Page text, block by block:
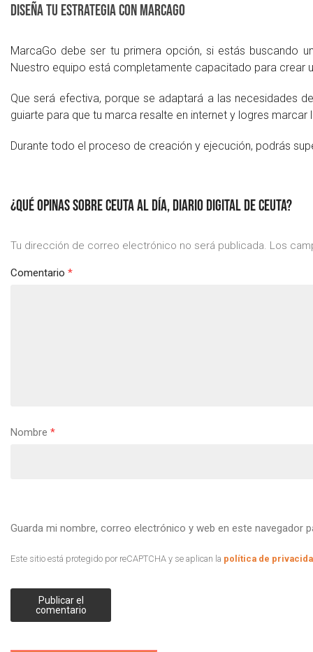
Diseña tu estrategia con MarcaGo
MarcaGo debe ser tu primera opción, si estás buscando
Nuestro equipo está completamente capacitado para crear
Que será efectiva, porque se adaptará a las necesidades
guiarte para que tu marca resalte en internet y logres marcar
Durante todo el proceso de creación y ejecución, podrás
¿QUÉ OPINAS SOBRE CEUTA AL DÍA, DIARIO DIGITAL DE CEUTA?
Tu dirección de correo electrónico no será publicada. Los
Comentario *
Nombre *
Guarda mi nombre, correo electrónico y web en este navegador
Este sitio está protegido por reCAPTCHA y se aplican la política de